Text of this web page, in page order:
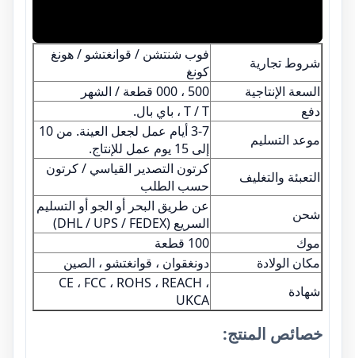
شروط تجارية
فوب شنتشن / قوانغتشو / هونغ
كونغ
السعة الإنتاجية
500 ، 000 قطعة / الشهر
دفع
T / T ، باي بال.
موعد التسليم
3-7 أيام عمل لجعل العينة. من 10
إلى 15 يوم عمل للإنتاج.
التعبئة والتغليف
كرتون التصدير القياسي / كرتون
حسب الطلب
شحن
عن طريق البحر أو الجو أو التسليم
السريع (DHL / UPS / FEDEX)
موك
100 قطعة
مكان الولادة
دونغقوان ، قوانغتشو ، الصين
شهادة
CE ، FCC ، ROHS ، REACH ،
UKCA
خصائص المنتج: